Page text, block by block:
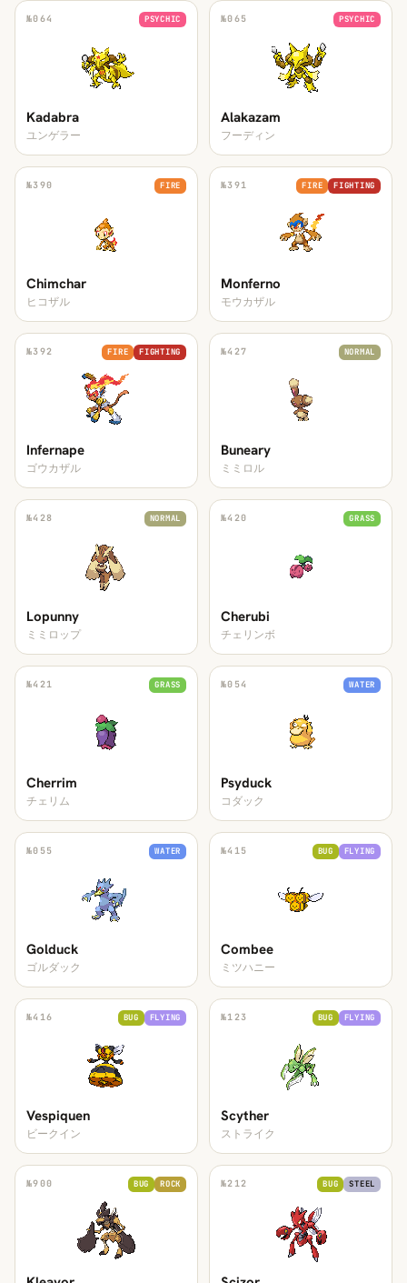
№064 PSYCHIC
Kadabra
ユンゲラー
№065 PSYCHIC
Alakazam
フーディン
№390 FIRE
Chimchar
ヒコザル
№391 FIRE FIGHTING
Monferno
モウカザル
№392 FIRE FIGHTING
Infernape
ゴウカザル
№427 NORMAL
Buneary
ミミロル
№428 NORMAL
Lopunny
ミミロップ
№420 GRASS
Cherubi
チェリンボ
№421 GRASS
Cherrim
チェリム
№054 WATER
Psyduck
コダック
№055 WATER
Golduck
ゴルダック
№415 BUG FLYING
Combee
ミツハニー
№416 BUG FLYING
Vespiquen
ビークイン
№123 BUG FLYING
Scyther
ストライク
№900 BUG ROCK №212 BUG STEEL